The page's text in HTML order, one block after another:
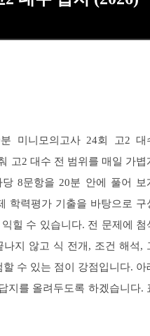
미니모의고사 24회 고2 대
고2 대수 전 범위를 매일 가볍
8문항을 20분 안에 풀어 보
학력평가 기출을 바탕으로 구
힐 수 있습니다. 전 문제에 첨
지 않고 식 전개, 조건 해석,
수 있는 점이 강점입니다. 아
지를 올려두도록 하겠습니다.